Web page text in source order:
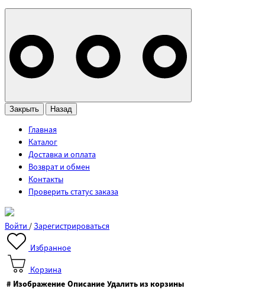
Закрыть Назад
Главная
Каталог
Доставка и оплата
Возврат и обмен
Контакты
Проверить статус заказа
Войти/Зарегистрироваться
Избранное
Корзина
# Изображение Описание Удалить из корзины